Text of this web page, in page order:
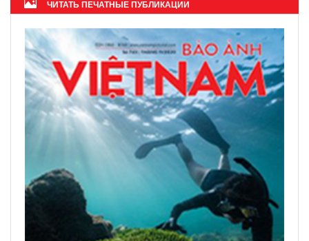
ЧИТАТЬ ПЕЧАТНЫЕ ПУБЛИКАЦИИ